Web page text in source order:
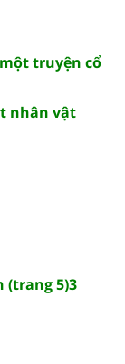
truyện cổ
nhân vật
(trang 5)3